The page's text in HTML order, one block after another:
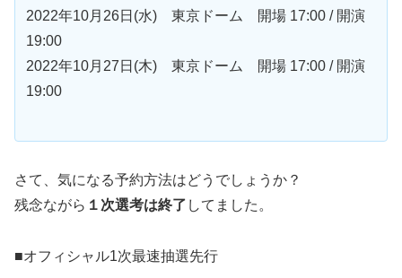
2022年10月26日(水) 東京ドーム 開場 17:00 / 開演
19:00
2022年10月27日(木) 東京ドーム 開場 17:00 / 開演
19:00
さて、気になる予約方法はどうでしょうか？
残念ながら １次選考は終了 してました。
■オフィシャル1次最速抽選先行